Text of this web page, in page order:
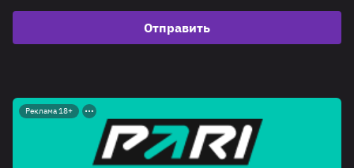
Отправить
Реклама 18+